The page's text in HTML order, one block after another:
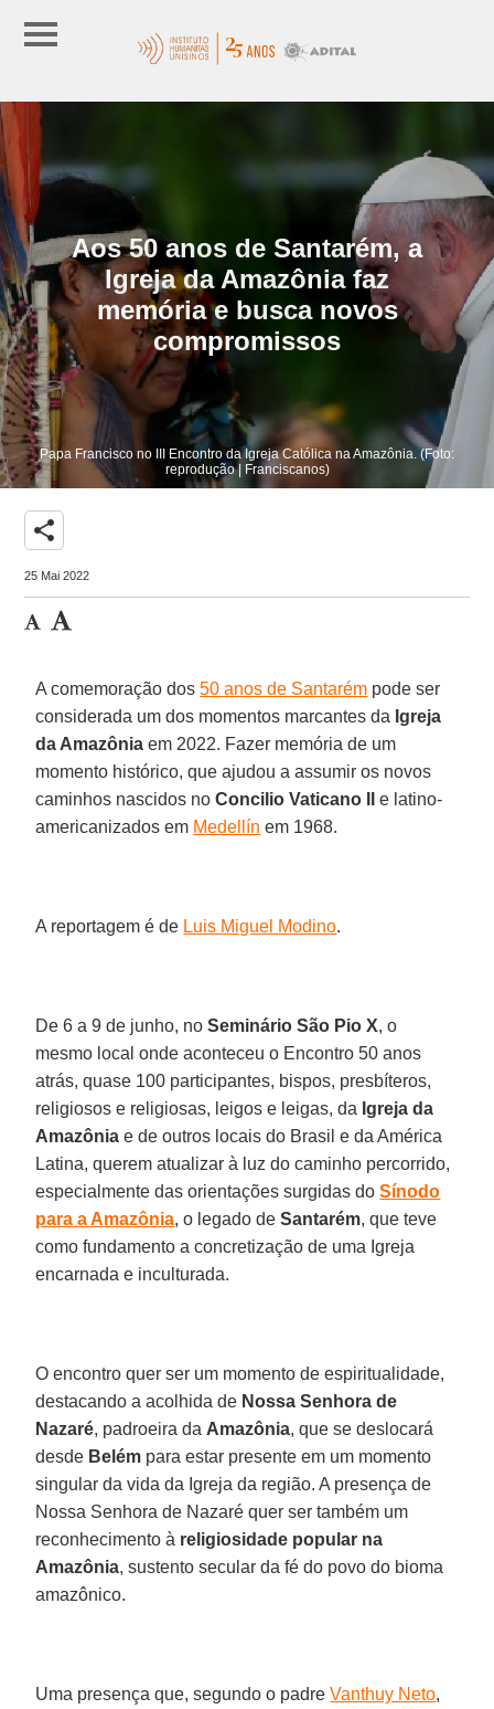
Aos 50 anos de Santarém, a
Igreja da Amazônia faz
memória e busca novos
compromissos
Papa Francisco no III Encontro da Igreja Católica na Amazônia. (Foto:
reprodução | Franciscanos)
share
25 Mai 2022
A comemoração dos50 anos de Santarém pode ser
considerada um dos momentos marcantes da Igreja
da Amazônia em 2022. Fazer memória de um
momento histórico, que ajudou a assumir os novos
caminhos nascidos noConcilio Vaticano II
e latino-
americanizados em Medellín em 1968.
A reportagem é de Luis Miguel Modino.
De 6 a 9 de junho, noSeminário São Pio X, o
mesmo local onde aconteceu o Encontro 50 anos
atrás, quase 100 participantes, bispos, presbíteros,
religiosos e religiosas, leigos e leigas, da Igreja da
Amazônia e de outros locais do Brasil e da América
Latina, querem atualizar à luz do caminho percorrido,
especialmente das orientações surgidas doSínodo
para a Amazônia, o legado deSantarém, que teve
como fundamento a concretização de uma Igreja
encarnada e inculturada.
O encontro quer ser um momento de espiritualidade,
destacando a acolhida de Nossa Senhora de
Nazaré, padroeira da Amazônia, que se deslocará
desde Belém para estar presente em um momento
singular da vida da Igreja da região. A presença de
Nossa Senhora de Nazaré quer ser também um
reconhecimento à religiosidade popular na
Amazônia, sustento secular da fé do povo do bioma
amazônico.
Uma presença que, segundo o padreVanthuy Neto,